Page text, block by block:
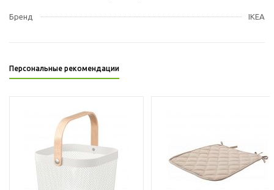
Бренд IKEA
Персональные рекомендации